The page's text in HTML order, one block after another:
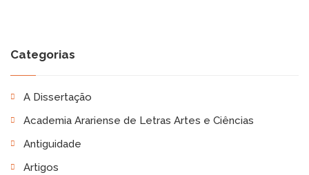
Categorias
A Dissertação
Academia Arariense de Letras Artes e Ciências
Antiguidade
Artigos